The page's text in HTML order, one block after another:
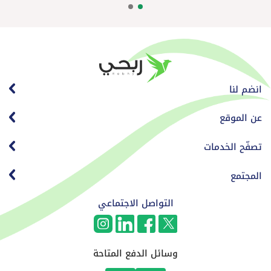
انضم لنا
عن الموقع
تصفّح الخدمات
المجتمع
التواصل الاجتماعي
وسائل الدفع المتاحة